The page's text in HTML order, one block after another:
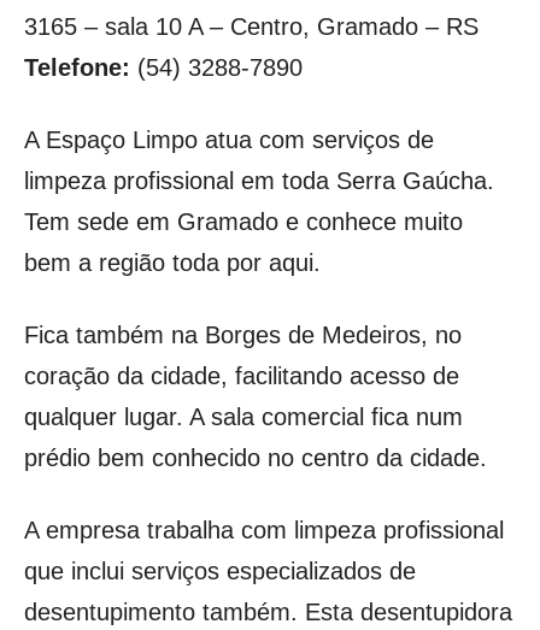
3165 – sala 10 A – Centro, Gramado – RS
Telefone: (54) 3288-7890
A Espaço Limpo atua com serviços de
limpeza profissional em toda Serra Gaúcha.
Tem sede em Gramado e conhece muito
bem a região toda por aqui.
Fica também na Borges de Medeiros, no
coração da cidade, facilitando acesso de
qualquer lugar. A sala comercial fica num
prédio bem conhecido no centro da cidade.
A empresa trabalha com limpeza profissional
que inclui serviços especializados de
desentupimento também. Esta desentupidora